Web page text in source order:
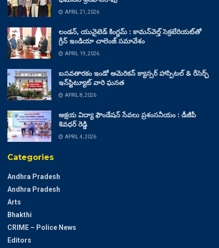
APRIL 21, 2026
లండన్, యునైటెడ్ కింగ్డమ్ : కామన్‌వెల్త్ సెక్రటేరియట్‌తో
గ్రీన్ ఇండియా చాలెంజ్ సమావేశం
APRIL 19, 2026
బసవతారకం ఇండో అమెరికన్ క్యాన్సర్ హాస్పిటల్ & రీసెర్చ్
ఇన్‌స్టిట్యూట్ వారి ఘనత
APRIL 8, 2026
అక్షయ విద్యా ఫౌండేషన్ సేవలు ప్రశంసనీయం : డీజీపీ
శివధర్ రెడ్డి
APRIL 4, 2026
Categories
Andhra Pradesh
Andhra Pradesh
Arts
Bhakthi
CRIME – Police News
Editors